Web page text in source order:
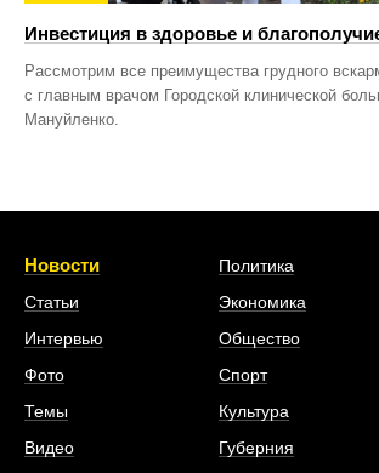
Инвестиция в здоровье и
Рассмотрим все преимущества грудного
с главным врачом Городской клинической
Мануйленко.
Новости
Статьи
Интервью
Фото
Темы
Видео
Политика
Экономика
Общество
Спорт
Культура
Губерния